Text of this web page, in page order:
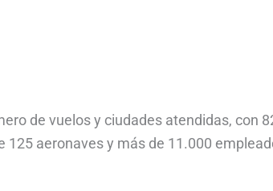
de vuelos y ciudades atendidas, con
aeronaves y más de 11.000